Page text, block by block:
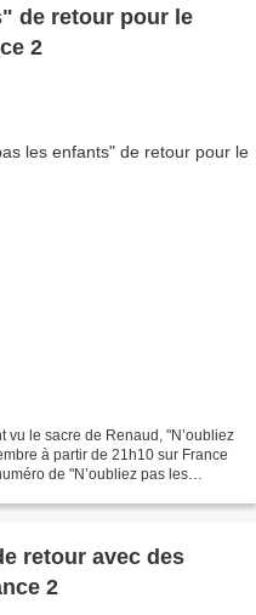
de retour pour le
2
vu le sacre de Renaud, "N’oubliez
à partir de 21h10 sur France
de "N’oubliez pas les
retour avec des
2